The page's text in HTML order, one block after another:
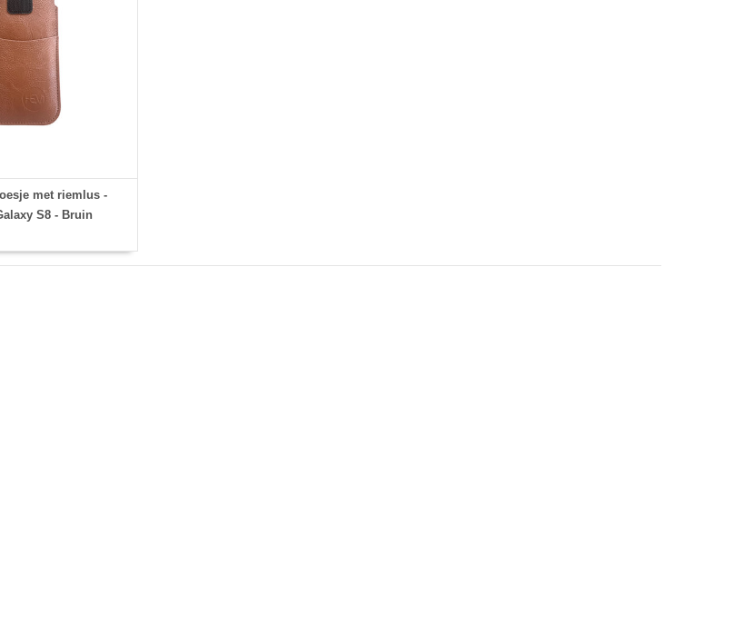
met riemlus -
S8 - Bruin